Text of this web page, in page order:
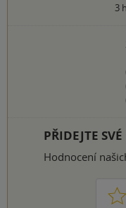
3
PŘIDEJTE
Hodnocení
1